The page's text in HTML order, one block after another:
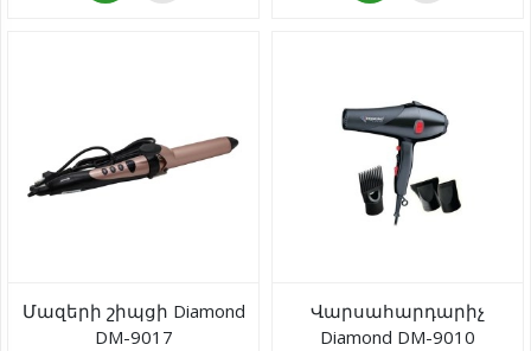
Մազերի շիպցի Diamond
DM-9017
Վարսահարդարիչ
Diamond DМ-9010